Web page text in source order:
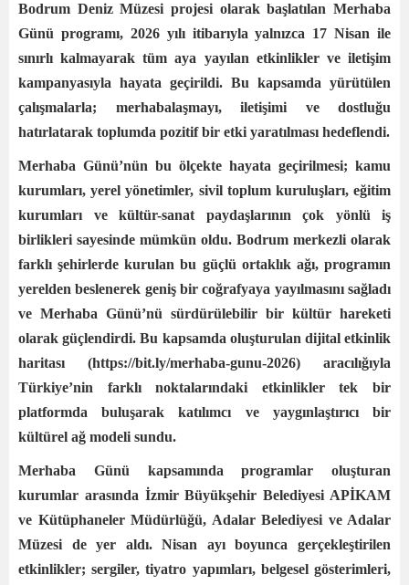
Bodrum Deniz Müzesi projesi olarak başlatılan Merhaba
Günü programı, 2026 yılı itibarıyla yalnızca 17 Nisan ile
sınırlı kalmayarak tüm aya yayılan etkinlikler ve iletişim
kampanyasıyla hayata geçirildi. Bu kapsamda yürütülen
çalışmalarla; merhabalaşmayı, iletişimi ve dostluğu
hatırlatarak toplumda pozitif bir etki yaratılması hedeflendi.
Merhaba Günü’nün bu ölçekte hayata geçirilmesi; kamu
kurumları, yerel yönetimler, sivil toplum kuruluşları, eğitim
kurumları ve kültür-sanat paydaşlarının çok yönlü iş
birlikleri sayesinde mümkün oldu. Bodrum merkezli olarak
farklı şehirlerde kurulan bu güçlü ortaklık ağı, programın
yerelden beslenerek geniş bir coğrafyaya yayılmasını sağladı
ve Merhaba Günü’nü sürdürülebilir bir kültür hareketi
olarak güçlendirdi. Bu kapsamda oluşturulan dijital etkinlik
haritası (https://bit.ly/merhaba-gunu-2026⁠) aracılığıyla
Türkiye’nin farklı noktalarındaki etkinlikler tek bir
platformda buluşarak katılımcı ve yaygınlaştırıcı bir
kültürel ağ modeli sundu.
Merhaba Günü kapsamında programlar oluşturan
kurumlar arasında İzmir Büyükşehir Belediyesi APİKAM
ve Kütüphaneler Müdürlüğü, Adalar Belediyesi ve Adalar
Müzesi de yer aldı. Nisan ayı boyunca gerçekleştirilen
etkinlikler; sergiler, tiyatro yapımları, belgesel gösterimleri,